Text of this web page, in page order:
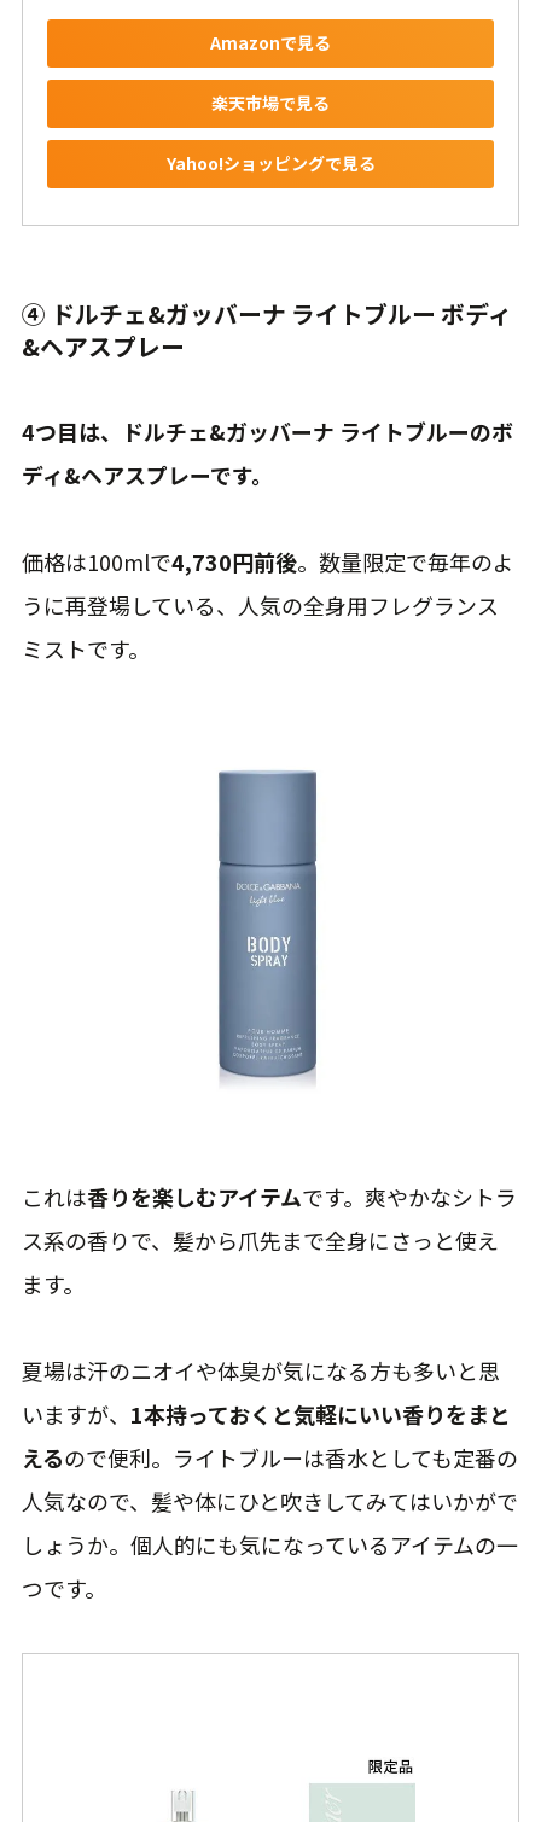
Amazonで見る
楽天市場で見る
Yahoo!ショッピングで見る
④ ドルチェ&ガッバーナ ライトブルー ボディ
&ヘアスプレー
4つ目は、ドルチェ&ガッバーナ ライトブルーのボ
ディ&ヘアスプレーです。
価格は100mlで4,730円前後。数量限定で毎年のよ
うに再登場している、人気の全身用フレグランス
ミストです。
これは香りを楽しむアイテムです。爽やかなシトラ
ス系の香りで、髪から爪先まで全身にさっと使え
ます。
夏場は汗のニオイや体臭が気になる方も多いと思
いますが、 1本持っておくと気軽にいい香りをまと
えるので便利。ライトブルーは香水としても定番の
人気なので、髪や体にひと吹きしてみてはいかがで
しょうか。個人的にも気になっているアイテムの一
つです。